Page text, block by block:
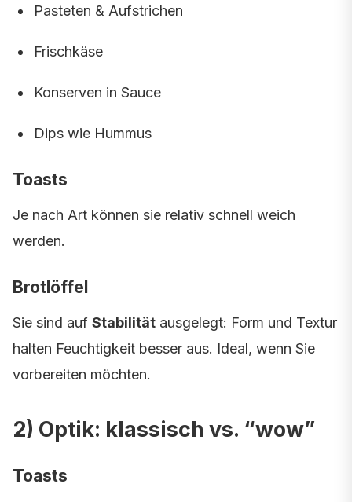
Pasteten & Aufstrichen
Frischkäse
Konserven in Sauce
Dips wie Hummus
Toasts
Je nach Art können sie relativ schnell weich
werden.
Brotlöffel
Sie sind auf Stabilität ausgelegt: Form und Textur
halten Feuchtigkeit besser aus. Ideal, wenn Sie
vorbereiten möchten.
2) Optik: klassisch vs. “wow”
Toasts